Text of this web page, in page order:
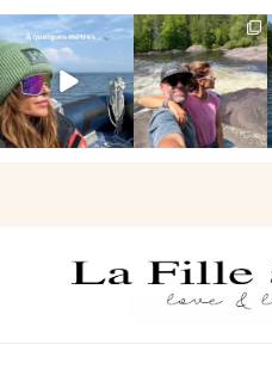
Voir une baleine
en photo, c’est
impressionnant
🐋...
Les Laurentides,
le Québec
version nature.
...